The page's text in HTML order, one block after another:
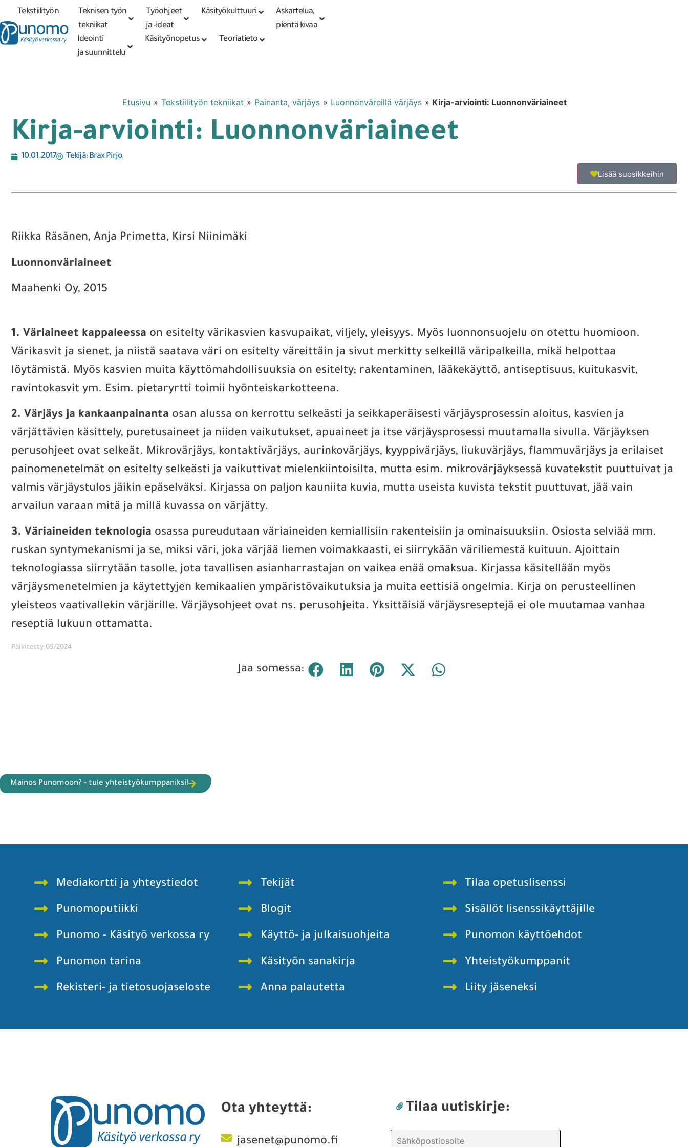
Tarkennettu PunomoputiikkiKirjaudu tai
rekisteröidy
Tekstiilityön
tekniikat
Teknisen työn
tekniikat
Työohjeet
ja -ideat
Käsityökulttuuri
Askartelua,
pientä kivaa
Ideointi
ja suunnittelu
Käsityönopetus Teoriatieto
Etusivu » Tekstiilityön tekniikat » Painanta, värjäys » Luonnonväreillä värjäys » Kirja-arviointi: Luonnonväriaineet
Kirja-arviointi: Luonnonväriaineet
10.01.2017 Tekijä:Brax Pirjo
Lisää suosikkeihin
Riikka Räsänen, Anja Primetta, Kirsi Niinimäki
Luonnonväriaineet
Maahenki Oy, 2015
1. Väriaineet kappaleessa on esitelty värikasvien kasvupaikat, viljely, yleisyys. Myös luonnonsuojelu on otettu huomioon.
Värikasvit ja sienet, ja niistä saatava väri on esitelty väreittäin ja sivut merkitty selkeillä väripalkeilla, mikä helpottaa
löytämistä. Myös kasvien muita käyttömahdollisuuksia on esitelty; rakentaminen, lääkekäyttö, antiseptisuus, kuitukasvit,
ravintokasvit ym. Esim. pietaryrtti toimii hyönteiskarkotteena.
2. Värjäys ja kankaanpainanta osan alussa on kerrottu selkeästi ja seikkaperäisesti värjäysprosessin aloitus, kasvien ja
värjättävien käsittely, puretusaineet ja niiden vaikutukset, apuaineet ja itse värjäysprosessi muutamalla sivulla. Värjäyksen
perusohjeet ovat selkeät. Mikrovärjäys, kontaktivärjäys, aurinkovärjäys, kyyppivärjäys, liukuvärjäys, flammuvärjäys ja erilaiset
painomenetelmät on esitelty selkeästi ja vaikuttivat mielenkiintoisilta, mutta esim. mikrovärjäyksessä kuvatekstit puuttuivat ja
valmis värjäystulos jäikin epäselväksi. Kirjassa on paljon kauniita kuvia, mutta useista kuvista tekstit puuttuvat, jää vain
arvailun varaan mitä ja millä kuvassa on värjätty.
3. Väriaineiden teknologia osassa pureudutaan väriaineiden kemiallisiin rakenteisiin ja ominaisuuksiin. Osiosta selviää mm.
ruskan syntymekanismi ja se, miksi väri, joka värjää liemen voimakkaasti, ei siirrykään väriliemestä kuituun. Ajoittain
teknologiassa siirrytään tasolle, jota tavallisen asianharrastajan on vaikea enää omaksua. Kirjassa käsitellään myös
värjäysmenetelmien ja käytettyjen kemikaalien ympäristövaikutuksia ja muita eettisiä ongelmia. Kirja on perusteellinen
yleisteos vaativallekin värjärille. Värjäysohjeet ovat ns. perusohjeita. Yksittäisiä värjäysreseptejä ei ole muutamaa vanhaa
reseptiä lukuun ottamatta.
Päivitetty 05/2024
Jaa somessa:
Mainos Punomoon? - tule yhteistyökumppaniksi!
Mediakortti ja yhteystiedot
Punomoputiikki
Punomo - Käsityö verkossa ry
Punomon tarina
Rekisteri- ja tietosuojaseloste
Tekijät
Blogit
Käyttö- ja julkaisuohjeita
Käsityön sanakirja
Anna palautetta
Tilaa opetuslisenssi
Sisällöt lisenssikäyttäjille
Punomon käyttöehdot
Yhteistyökumppanit
Liity jäseneksi
Ota yhteyttä:
jasenet@punomo.fi
Tilaa uutiskirje: